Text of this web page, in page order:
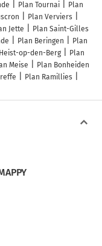
Plan Tournai
Plan
Plan Verviers
Jette
Plan Saint-Gilles
Plan Beringen
Plan
op-den-Berg
Plan
Meise
Plan Bonheiden
Plan Ramillies